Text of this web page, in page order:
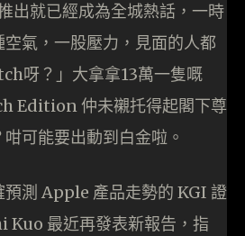
出就已經成為全城熱話，一時
氣，一股壓力，見面的人都
呀？」大拿拿13萬一隻嘅
Edition 仲未襯托得起閣下尊
可能要出動到白金啦。
預測 Apple 產品走勢的 KGI 證
最近再發表新報告，指